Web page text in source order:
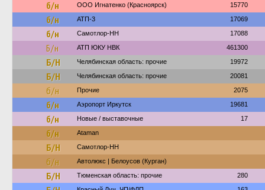
б/н ООО Игнатенко (Красноярск) 15770
б/н АТП-3 17069
б/н Самотлор-НН 17088
Б/н АТП ЮКУ НВК 461300
Б/Н Челябинская область: прочие 19972
Б/Н Челябинская область: прочие 20081
б/н Прочие 2075
б/н Аэропорт Иркутск 19681
б/н Новые / выставочные 17
б/н Ataman
Б/Н Самотлор-НН
б/н Автолюкс | Белоусов (Курган)
Б/Н Тюменская область: прочие 280